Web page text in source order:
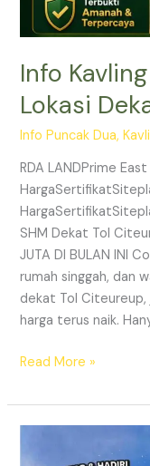
Info
Lokasi
Info Puncak Dua,
RDA LANDPrime
SHM Dekat Tol
JUTA DI BULAN INI
rumah singgah, dan
dekat Tol Citeureup,
harga terus naik.
Read More »
Prime